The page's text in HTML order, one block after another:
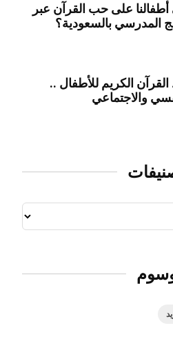
على حب القرآن عبر
المدرسي بالسعودية؟
الكريم للأطفال ..
والاجتماعي